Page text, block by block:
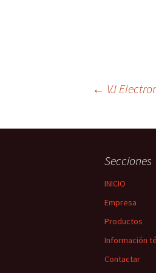
entradas
← VJ
Secciones
INICIO
Empresa
Productos
Información
Contactar